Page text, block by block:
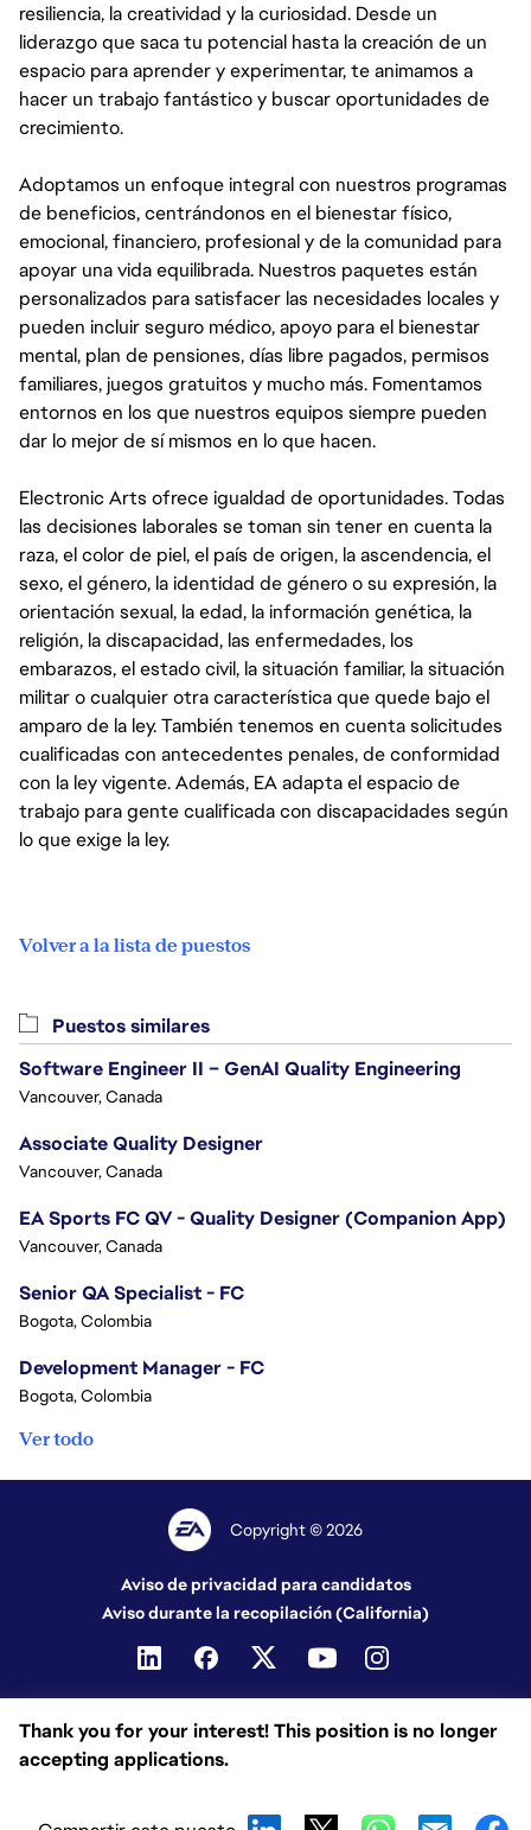
resiliencia, la creatividad y la curiosidad. Desde un
liderazgo que saca tu potencial hasta la creación de un
espacio para aprender y experimentar, te animamos a
hacer un trabajo fantástico y buscar oportunidades de
crecimiento.
Adoptamos un enfoque integral con nuestros programas
de beneficios, centrándonos en el bienestar físico,
emocional, financiero, profesional y de la comunidad para
apoyar una vida equilibrada. Nuestros paquetes están
personalizados para satisfacer las necesidades locales y
pueden incluir seguro médico, apoyo para el bienestar
mental, plan de pensiones, días libre pagados, permisos
familiares, juegos gratuitos y mucho más. Fomentamos
entornos en los que nuestros equipos siempre pueden
dar lo mejor de sí mismos en lo que hacen.
Electronic Arts ofrece igualdad de oportunidades. Todas
las decisiones laborales se toman sin tener en cuenta la
raza, el color de piel, el país de origen, la ascendencia, el
sexo, el género, la identidad de género o su expresión, la
orientación sexual, la edad, la información genética, la
religión, la discapacidad, las enfermedades, los
embarazos, el estado civil, la situación familiar, la situación
militar o cualquier otra característica que quede bajo el
amparo de la ley. También tenemos en cuenta solicitudes
cualificadas con antecedentes penales, de conformidad
con la ley vigente. Además, EA adapta el espacio de
trabajo para gente cualificada con discapacidades según
lo que exige la ley.
Volver a la lista de puestos
Thank you for your interest! This position is no longer
accepting applications.
Puestos similares
Software Engineer II – GenAI Quality Engineering
Vancouver, Canada
Associate Quality Designer
Vancouver, Canada
EA Sports FC QV - Quality Designer (Companion App)
Vancouver, Canada
Senior QA Specialist - FC
Bogota, Colombia
Development Manager - FC
Bogota, Colombia
Ver todo
Copyright © 2026
Aviso de privacidad para candidatos
Aviso durante la recopilación (California)